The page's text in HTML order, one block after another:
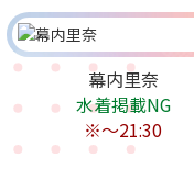
幕内里奈
水着掲載NG
※～21:30